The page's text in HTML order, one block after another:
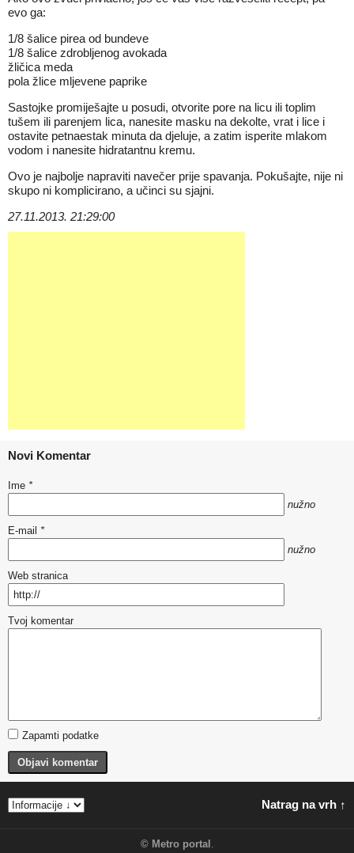
evo ga:
1/8 šalice pirea od bundeve
1/8 šalice zdrobljenog avokada
žličica meda
pola žlice mljevene paprike
Sastojke promiješajte u posudi, otvorite pore na licu ili toplim
tušem ili parenjem lica, nanesite masku na dekolte, vrat i lice i
ostavite petnaestak minuta da djeluje, a zatim isperite mlakom
vodom i nanesite hidratantnu kremu.
Ovo je najbolje napraviti navečer prije spavanja. Pokušajte, nije ni
skupo ni komplicirano, a učinci su sjajni.
27.11.2013. 21:29:00
Novi Komentar
Ime *
nužno
E-mail *
nužno
Web stranica
Tvoj komentar
Zapamti podatke
Objavi komentar
Natrag na vrh ↑
© Metro portal .